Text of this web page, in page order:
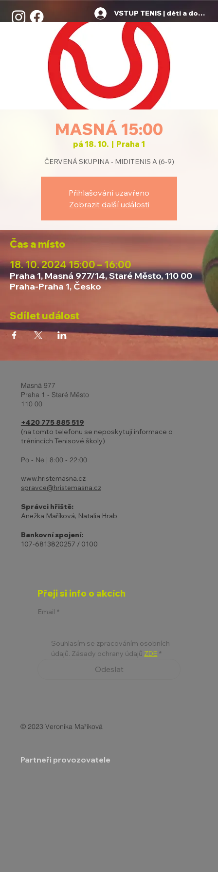
VSTUP TENIS | děti a dospělí
MASNÁ 15:00
pá 18. 10.
  |
Praha 1
ČERVENÁ SKUPINA - MIDITENIS A (6-9)
Přihlašování uzavřeno
Zobrazit další události
Čas a místo
18. 10. 2024 15:00 – 16:00
Praha 1, Masná 977/14, Staré Město, 110 00
Praha-Praha 1, Česko
Sdílet událost
Masná 977
Praha 1 - Staré Město
110 00
+420 775 885 519
(na tomto telefonu se neposkytují informace o
trénincích Tenisové školy)
Po - Ne | 8:00 - 22:00
www.hristemasna.cz
spravce@hristemasna.cz
Správci hřiště:
Anežka Maříková, Natalia Hrab
Bankovní spojení:
107-6813820257 / 0100
Přeji si info o akcích
Email *
Souhlasím se zpracováním osobních
údajů. Zásady ochrany údajů ZDE *
Odeslat
© 2023 Veronika Maříková
Partneři provozovatele